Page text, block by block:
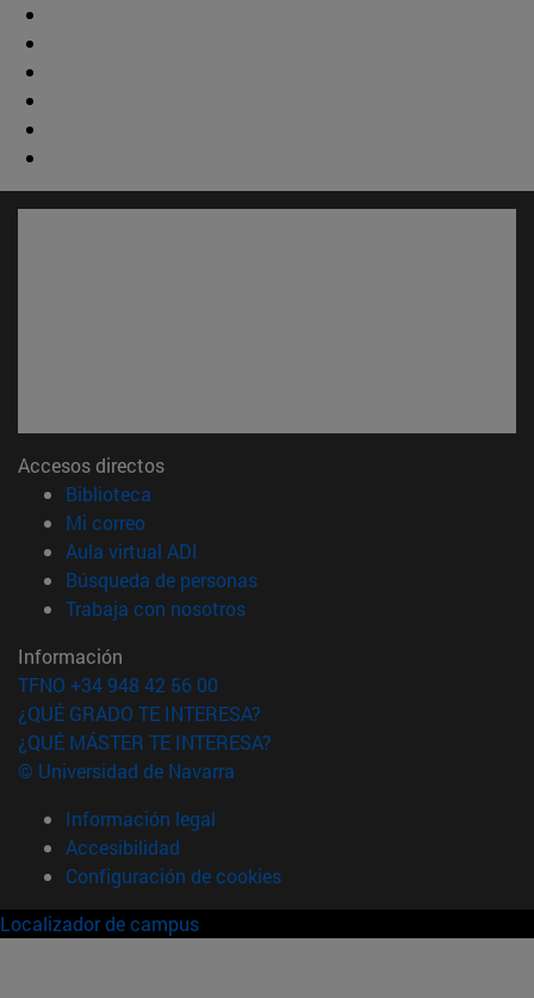
Accesos directos
Biblioteca
Mi correo(abre en nueva ventana)
Aula virtual ADI
Búsqueda de personas(abre en nueva ventana)
Trabaja con nosotros(abre en nueva ventana)
Información
TFNO +34 948 42 56 00
¿QUÉ GRADO TE INTERESA?
¿QUÉ MÁSTER TE INTERESA?
© Universidad de Navarra
Información legal
Accesibilidad
Configuración de cookies
Localizador de campus